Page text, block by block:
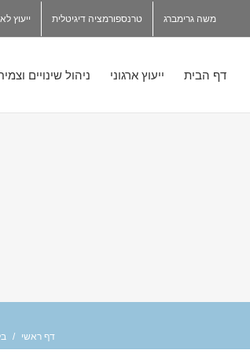
משה גרימברג טרנספורמציה דיגיטלית ייעוץ
דף הבית ייעוץ ארגוני ניהול שינויים
דף ראשי /